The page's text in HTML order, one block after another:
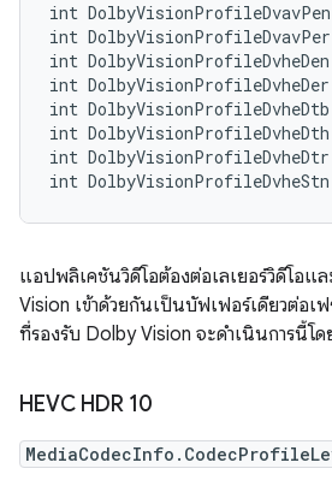
int DolbyVisionProfileDvavPen
int DolbyVisionProfileDvavPer
int DolbyVisionProfileDvheDen
int DolbyVisionProfileDvheDer
int DolbyVisionProfileDvheDtb
int DolbyVisionProfileDvheDth
int DolbyVisionProfileDvheDtr
แอปพลิเคชันวิดีโอต้องต่อเลเยอร์วิดีโอแ
Vision เข้าด้วยกันเป็นบัฟเฟอร์เดียวต่อ
ที่รองรับ Dolby Vision จะดำเนินการนี้โ
HEVC HDR 10